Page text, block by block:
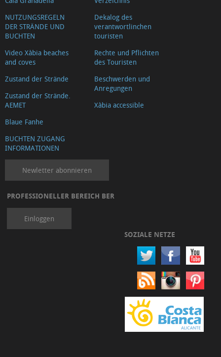
NUTZUNGSREGELN
DER STRÄNDE UND
BUCHTEN
Video Xàbia beaches
and coves
Zustand der Strände
Zustand der Strände.
AEMET
Blaue Fanhe
BUCHTEN ZUGANG
INFORMATIONEN
Dekalog des
verantwortlinchen
touristen
Rechte und Pflichten
des Touristen
Beschwerden und
Anregungen
Xàbia accessible
Newletter abonnieren
PROFESSIONELLER BEREICH BER
Einloggen
SOZIALE NETZE